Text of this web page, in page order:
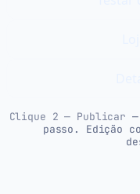
Clique 2 — Publicar —
passo. Edição